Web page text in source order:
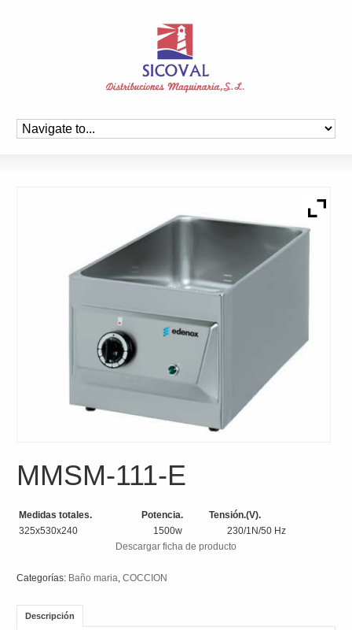
MMSM-111-E
Medidas totales. Potencia. Tensión.(V).
325x530x240 1500w 230/1N/50 Hz
Descargar ficha de producto
Categorías: Baño maria ,COCCION
Descripción